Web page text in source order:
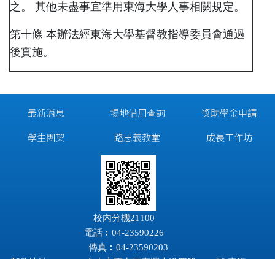
之。 其他未盡事宜準用東海大學人事相關規定。
第十條 本辦法經東海大學基督教指導委員會通過
後實施。
最新消息
學生團契
場地借用查詢
路思義教堂
獎助學金申請
成長工作坊
校內分機21100
電話︰04-23590226
傳真︰04-23590203